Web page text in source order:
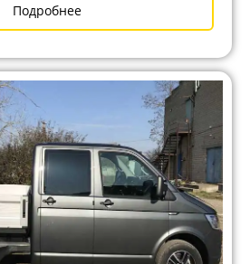
Подробнее